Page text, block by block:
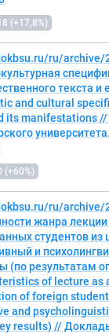
(+17,8%)
ru/ru/archive/
текста и
and cultural
its manifestations
университета.
(+60%)
ru/ru/archive/
жанра лекции
студентов из
и
(по результатам
of lecture as
of foreign
and
results) //